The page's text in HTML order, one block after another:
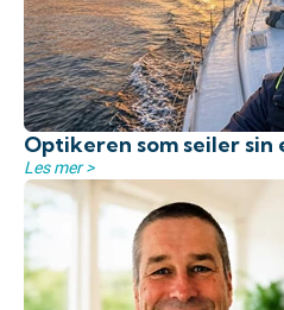
Optikeren som seiler sin
Les mer >